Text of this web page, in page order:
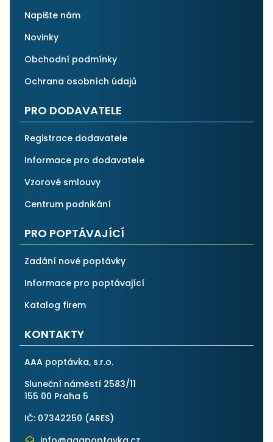
Napište nám
Novinky
Obchodní podmínky
Ochrana osobních údajů
PRO DODAVATELE
Registrace dodavatele
Informace pro dodavatele
Vzorové smlouvy
Centrum podnikání
PRO POPTÁVAJÍCÍ
Zadání nové poptávky
Informace pro poptávající
Katalog firem
KONTAKTY
AAA poptávka, s.r.o.
Sluneční náměstí 2583/11
155 00 Praha 5
IČ: 07342250 (ARES)